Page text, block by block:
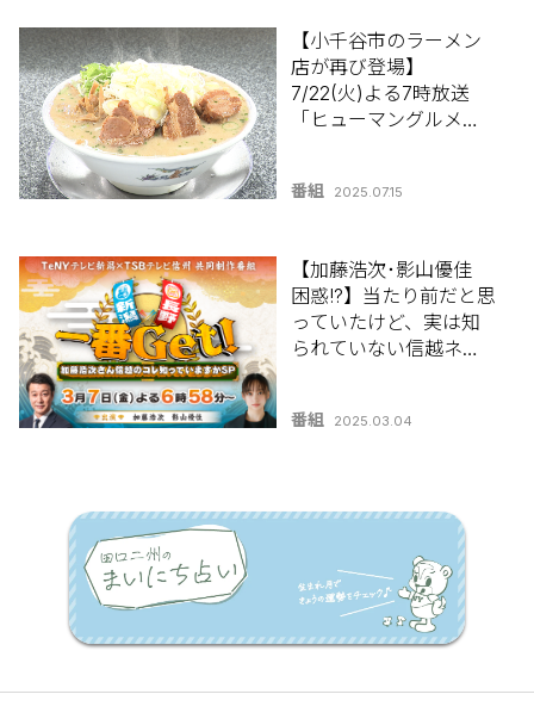
【小千谷市のラーメン
店が再び登場】
7/22(火)よる7時放送
「ヒューマングルメン
番組 2025.07.15
【加藤浩次･影山優佳
困惑!?】当たり前だと思
っていたけど、実は知
られていない信越ネタ
信越のコレ知っていま
番組 2025.03.04